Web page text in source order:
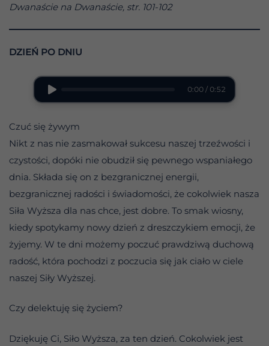
Dwanaście na Dwanaście, str. 101-102
DZIEŃ PO DNIU
0:00 / 0:52
Czuć się żywym
Nikt z nas nie zasmakował sukcesu naszej trzeźwości i
czystości, dopóki nie obudził się pewnego wspaniałego
dnia. Składa się on z bezgranicznej energii,
bezgranicznej radości i świadomości, że cokolwiek nasza
Siła Wyższa dla nas chce, jest dobre. To smak wiosny,
kiedy spotykamy nowy dzień z dreszczykiem emocji, że
żyjemy. W te dni możemy poczuć prawdziwą duchową
radość, która pochodzi z poczucia się jak ciało w ciele
naszej Siły Wyższej.
Czy delektuję się życiem?
Dziękuję Ci, Siło Wyższa, za ten dzień. Cokolwiek jest